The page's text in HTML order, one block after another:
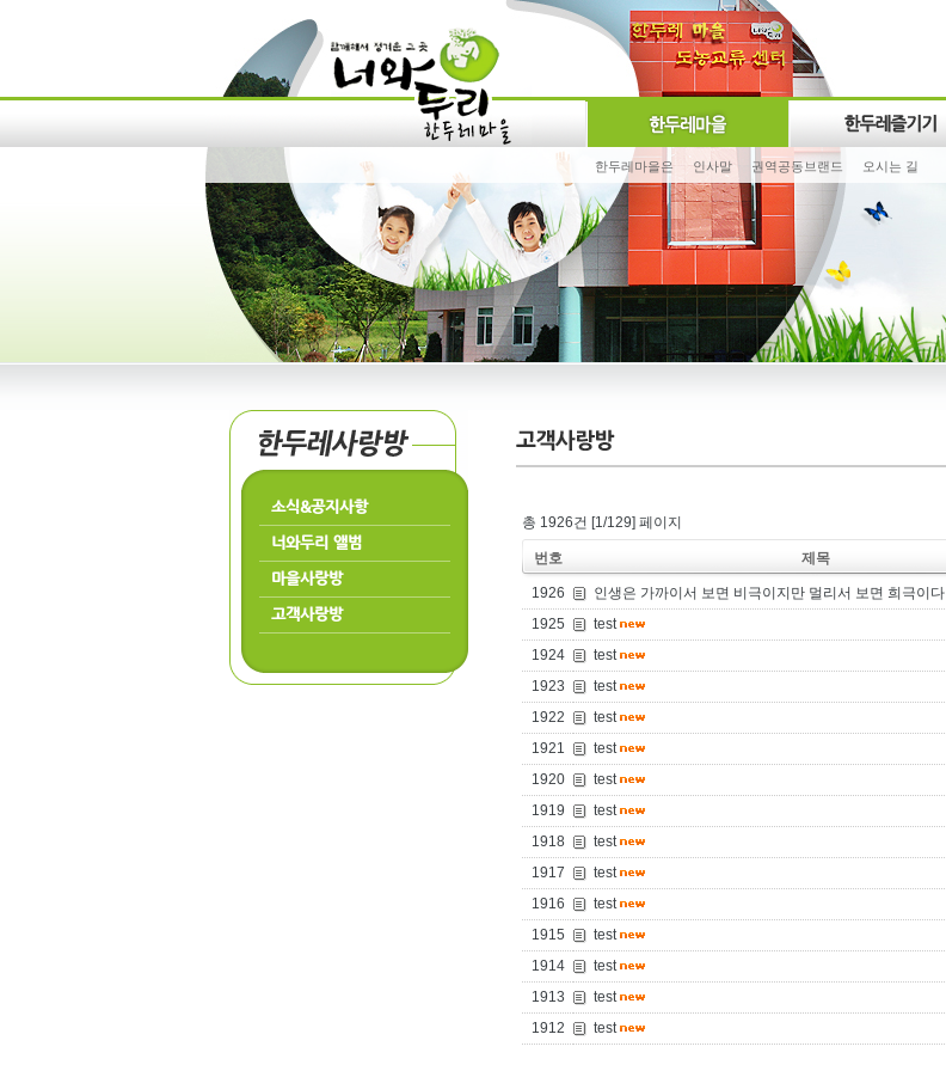
한두레마을은 인사말 권역공동브랜드 오시는 길
소식&공지사항
너와두리 앨범
마을사랑방
고객사랑방
총 1926건 [1/129] 페이지
번호 제목
1926 인생은 가까이서 보면 비극이지만 멀리서 보면 희극이다
1925
test
1924
test
1923
test
1922
test
1921
test
1920
test
1919
test
1918
test
1917
test
1916
test
1915
test
1914
test
1913
test
1912
test